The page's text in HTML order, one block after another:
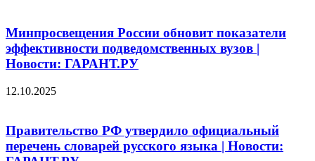
Минпросвещения России обновит показатели
эффективности подведомственных вузов |
Новости: ГАРАНТ.РУ
12.10.2025
Правительство РФ утвердило официальный
перечень словарей русского языка | Новости: